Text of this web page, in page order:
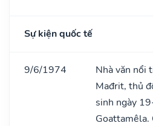
Sự kiện quốc tế
9/6/1974
Nhà văn nổi
Mađrit, thủ
sinh ngày
Goattamêla.